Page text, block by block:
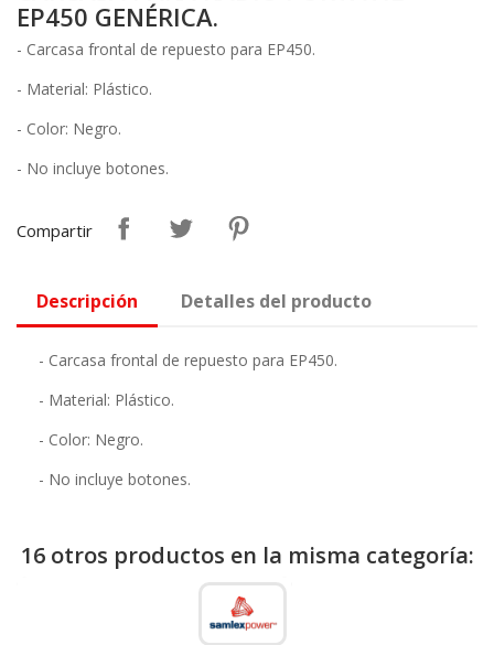
EP450 GENÉRICA.
- Carcasa frontal de repuesto para EP450.
- Material: Plástico.
- Color: Negro.
- No incluye botones.
Compartir
Descripción Detalles del producto
- Carcasa frontal de repuesto para EP450.
- Material: Plástico.
- Color: Negro.
- No incluye botones.
16 otros productos en la misma categoría: